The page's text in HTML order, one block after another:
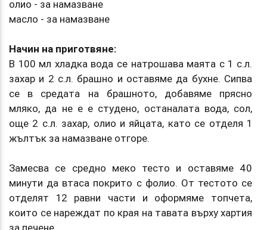
олио - за намазване
масло - за намазване
Начин на приготвяне:
В 100 мл хладка вода се натрошава маята с 1 с.л.
захар и 2 с.л. брашно и оставяме да бухне. Сипва
се в средата на брашното, добавяме прясно
мляко, да не е е студено, останалата вода, сол,
още 2 с.л. захар, олио и яйцата, като се отделя 1
жълтък за намазване отгоре.
Замесва се средно меко тесто и оставяме 40
минути да втаса покрито с фолио. От тестото се
отделят 12 равни части и оформяме топчета,
които се нареждат по края на тавата върху хартия